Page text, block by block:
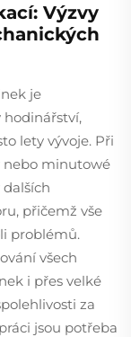
Výzvy
je
hodinářství,
lety vývoje. Při
nebo minutowé
přičemž vše
problémů.
všech
i přes velké
za
jsou potřeba